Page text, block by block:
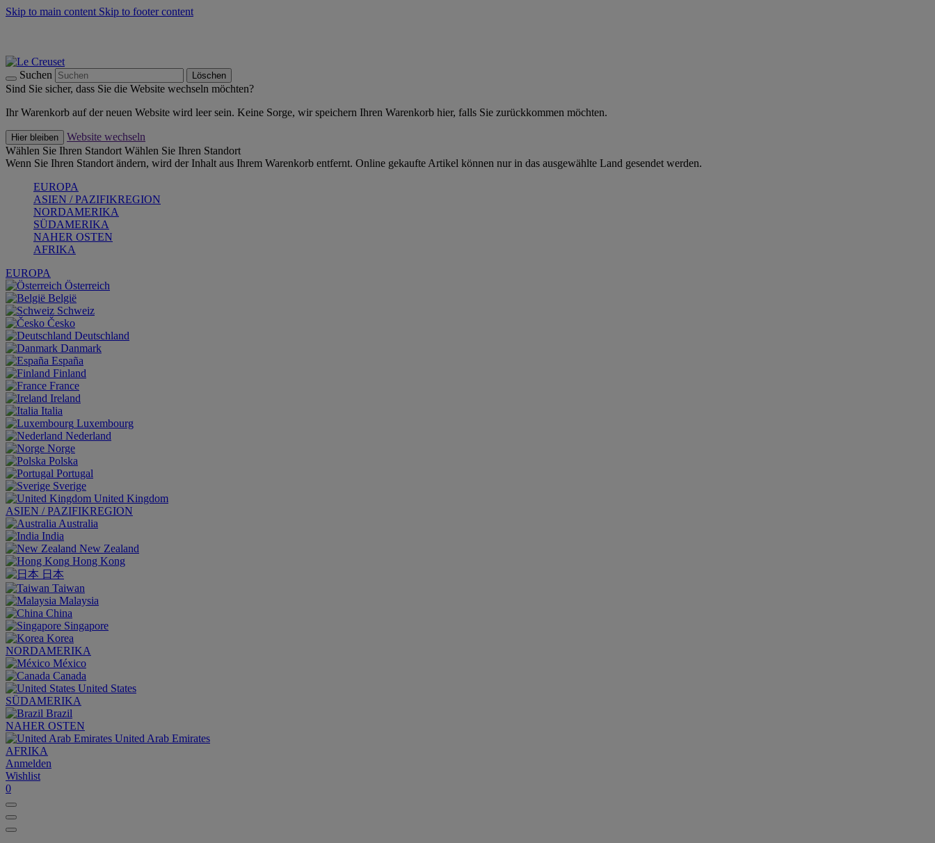
Skip to main content Skip to footer content
Suchen Löschen
Sind Sie sicher, dass Sie die Website wechseln möchten?
Ihr Warenkorb auf der neuen Website wird leer sein. Keine Sorge, wir speichern Ihren Warenkorb hier, falls Sie zurückkommen möchten.
Hier bleiben
Website wechseln
Wählen Sie Ihren Standort Wählen Sie Ihren Standort
Wenn Sie Ihren Standort ändern, wird der Inhalt aus Ihrem Warenkorb entfernt. Online gekaufte Artikel können nur in das ausgewählte Land gesendet werden.
EUROPA
ASIEN / PAZIFIKREGION
NORDAMERIKA
SÜDAMERIKA
NAHER OSTEN
AFRIKA
EUROPA
Österreich
België
Schweiz
Česko
Deutschland
Danmark
España
Finland
France
Ireland
Italia
Luxembourg
Nederland
Norge
Polska
Portugal
Sverige
United Kingdom
ASIEN / PAZIFIKREGION
Australia
India
New Zealand
Hong Kong
日本
Taiwan
Malaysia
China
Singapore
Korea
NORDAMERIKA
México
Canada
United States
SÜDAMERIKA
Brazil
NAHER OSTEN
United Arab Emirates
AFRIKA
Anmelden
Wishlist
0